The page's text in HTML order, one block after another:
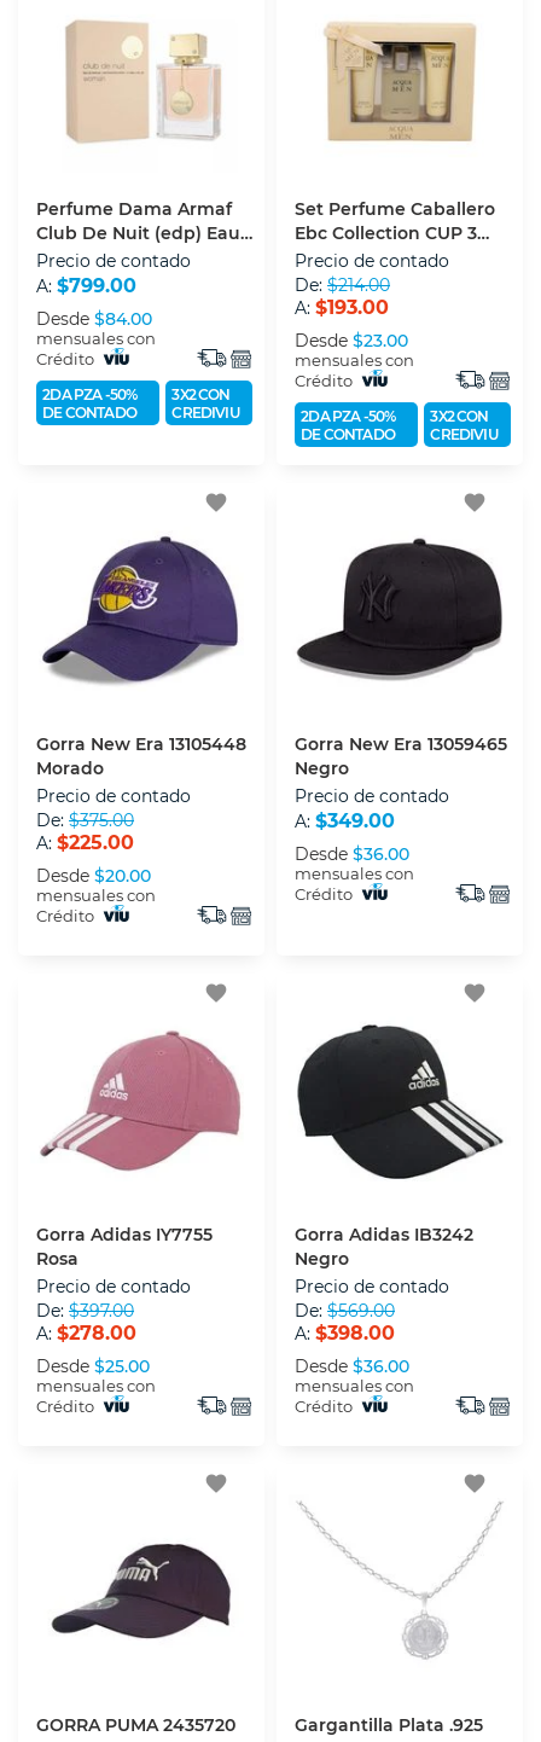
Perfume Dama Armaf
Club De Nuit (edp) Eau
De Parfum 105 Ml
Precio de contado
A: $799.00
Desde $84.00
mensuales con
Crédito
2DA PZA -50%
DE CONTADO
3X2 CON
CREDIVIU
Set Perfume Caballero
Ebc Collection CUP 3
PZS (edp) Eau De
Parfum 100 Ml
Precio de contado
De: $214.00
A: $193.00
Desde $23.00
mensuales con
Crédito
2DA PZA -50%
DE CONTADO
3X2 CON
CREDIVIU
favorite
Gorra New Era 13105448
Morado
Precio de contado
De: $375.00
A: $225.00
Desde $20.00
mensuales con
Crédito
favorite
Gorra New Era 13059465
Negro
Precio de contado
A: $349.00
Desde $36.00
mensuales con
Crédito
favorite
Gorra Adidas IY7755
Rosa
Precio de contado
De: $397.00
A: $278.00
Desde $25.00
mensuales con
Crédito
favorite
Gorra Adidas IB3242
Negro
Precio de contado
De: $569.00
A: $398.00
Desde $36.00
mensuales con
Crédito
favorite
GORRA PUMA 2435720
favorite
Gargantilla Plata .925